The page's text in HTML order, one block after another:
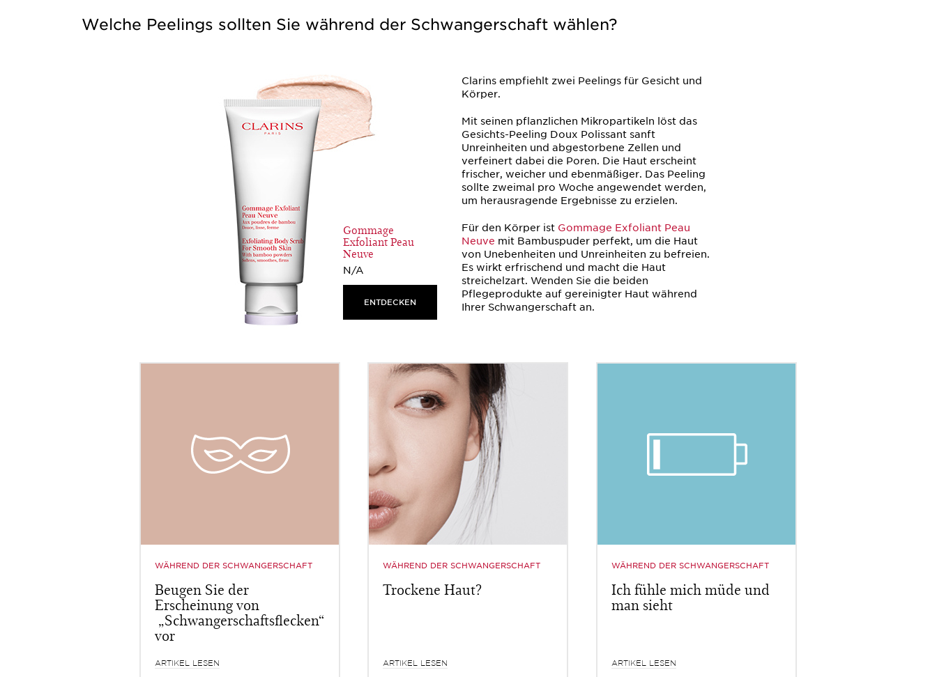
Welche Peelings sollten Sie während der Schwangerschaft wählen?
Gommage
Exfoliant Peau
Neuve
N/A
ENTDECKEN
Clarins empfiehlt zwei Peelings für Gesicht und
Körper.
Mit seinen pflanzlichen Mikropartikeln löst das
Gesichts-Peeling Doux Polissant sanft
Unreinheiten und abgestorbene Zellen und
verfeinert dabei die Poren. Die Haut erscheint
frischer, weicher und ebenmäßiger. Das Peeling
sollte zweimal pro Woche angewendet werden,
um herausragende Ergebnisse zu erzielen.
Für den Körper ist Gommage Exfoliant Peau
Neuve mit Bambuspuder perfekt, um die Haut
von Unebenheiten und Unreinheiten zu befreien.
Es wirkt erfrischend und macht die Haut
streichelzart. Wenden Sie die beiden
Pflegeprodukte auf gereinigter Haut während
Ihrer Schwangerschaft an.
WÄHREND DER SCHWANGERSCHAFT
Beugen Sie der
Erscheinung von
„Schwangerschaftsflecken“
vor
ARTIKEL LESEN
WÄHREND DER SCHWANGERSCHAFT
Trockene Haut?
ARTIKEL LESEN
WÄHREND DER SCHWANGERSCHAFT
Ich fühle mich müde und
man sieht
ARTIKEL LESEN